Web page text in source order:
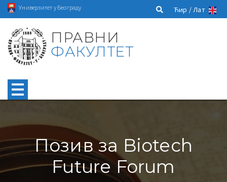
Универзитет у Београду Ћир /Лат
ПРАВНИ
ФАКУЛТЕТ
Позив за Biotech
Future Forum